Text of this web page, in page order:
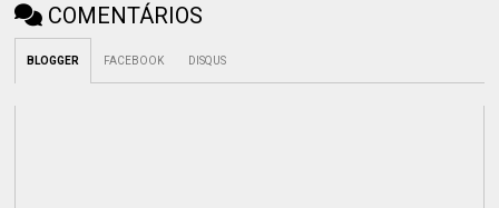
COMENTÁRIOS
BLOGGER FACEBOOK DISQUS